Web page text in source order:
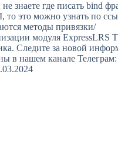
знаете где писать bind
то это можно узнать по
методы привязки/
модуля ExpressLRS
Следите за новой
в нашем канале Телеграм: